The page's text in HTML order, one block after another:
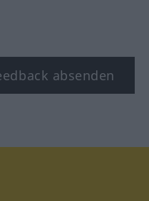
absenden